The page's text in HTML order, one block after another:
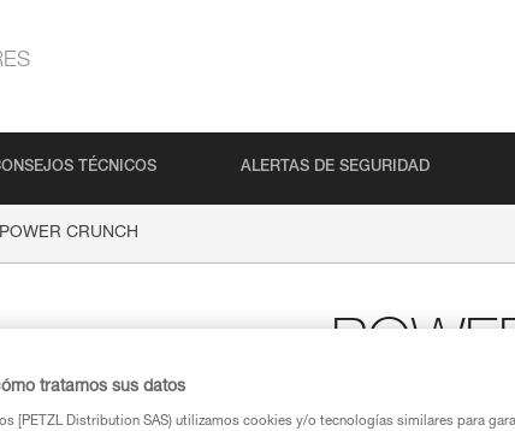
TÉCNICOS ALERTAS DE SEGURIDAD
POWER CRUNCH
Magnesio en
tratamos sus datos
[PETZL Distribution SAS) utilizamos cookies y/o tecnologías similares para